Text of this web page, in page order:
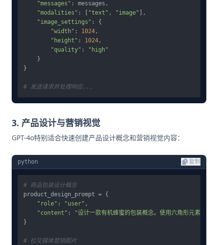
"messages" : messages,
"modalities" : [ "text" , "image" ],
"image_settings" : {
"width" : 1024,
"height" : 1024,
"quality" :
"high"
    }
}
# 发送请求并处理响应...
3. 产品设计与营销视觉
GPT-4o特别适合快速创建产品设计概念和营销视觉内容：
python 复制
# 商品包装设计概念
product_design_prompt = {
"role" : "user" ,
"content" :
"设计一款有机蜂蜜的包装概念。使用六角形元素和
}
# 社交媒体营销图片